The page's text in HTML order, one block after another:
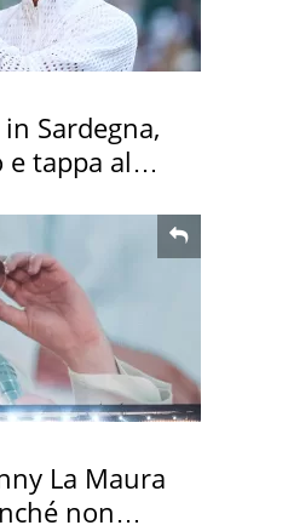
Sardegna,
tappa al
La Maura
non